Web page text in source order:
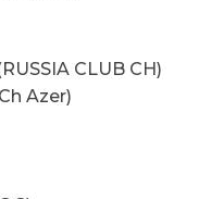
CLUB CH)
Azer)